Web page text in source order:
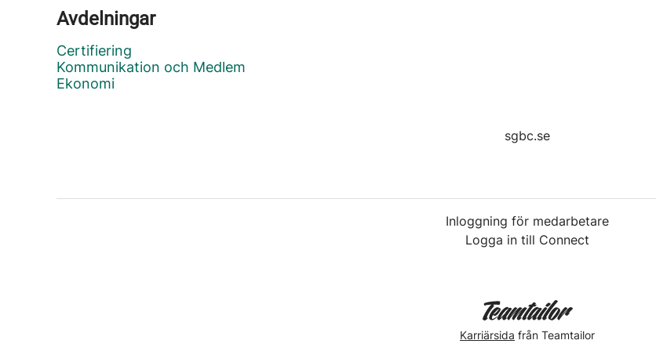
Avdelningar
Certifiering
Kommunikation och Medlem
Ekonomi
sgbc.se
Inloggning för medarbetare
Logga in till Connect
Karriärsida från Teamtailor